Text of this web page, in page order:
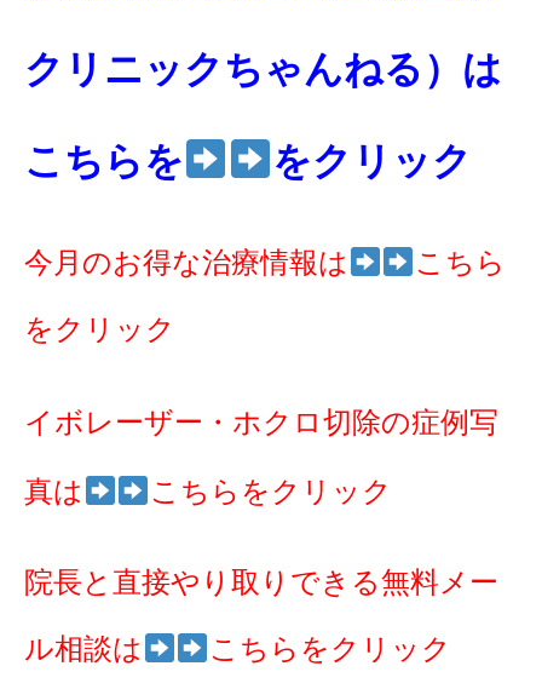
クリニックちゃんねる）は
こちらを をクリック
今月のお得な治療情報は こちら
をクリック
イボレーザー・ホクロ切除の症例写
真は こちらをクリック
院長と直接やり取りできる無料メー
ル相談は こちらをクリック